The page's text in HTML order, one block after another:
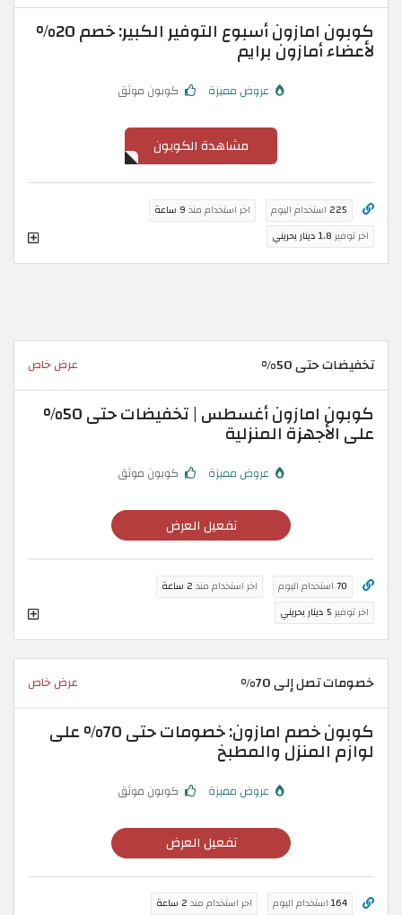
كوبون امازون أسبوع التوفير الكبير: خصم 20%
لأعضاء أمازون برايم
عروض مميزة كوبون موثق
مشاهدة الكوبون
225 استخدام اليوم اخر استخدام منذ 9 ساعة
اخر توفير 1.8 دينار بحريني
تخفيضات حتى 50% عرض خاص
كوبون امازون أغسطس | تخفيضات حتى 50%
على الأجهزة المنزلية
عروض مميزة كوبون موثق
تفعيل العرض
70 استخدام اليوم اخر استخدام منذ 2 ساعة
اخر توفير 5 دينار بحريني
خصومات تصل إلى 70% عرض خاص
كوبون خصم امازون: خصومات حتى 70% على
لوازم المنزل والمطبخ
عروض مميزة كوبون موثق
تفعيل العرض
164 استخدام اليوم اخر استخدام منذ 2 ساعة